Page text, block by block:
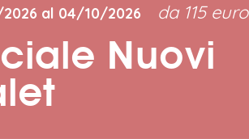
da 115
al 04/10/2026
Nuovi